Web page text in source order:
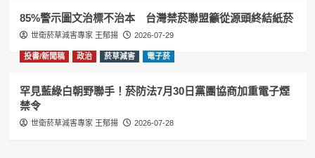
85%警示圖文治標不治本 台灣禁菸聯盟籲從源頭終結紙菸
世衛菸草減害專家 王郁揚 2026-07-29
投書/新聞稿 政治 菸草減害 電子菸
罕見藍綠白朝野聯手！菸防法7月30日黨團協商加重電子煙
禁令
世衛菸草減害專家 王郁揚 2026-07-28